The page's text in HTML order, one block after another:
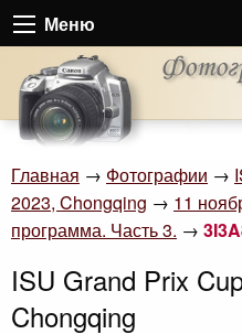
Меню
Главная → Фотографии →
2023, Chongqing → 11
программа. Часть 3. →
ISU Grand Prix
Chongqing